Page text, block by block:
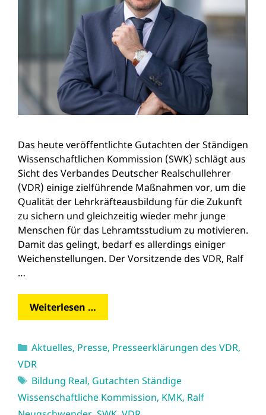
Das heute veröffentlichte Gutachten der Ständigen
Wissenschaftlichen Kommission (SWK) schlägt aus
Sicht des Verbandes Deutscher Realschullehrer
(VDR) einige zielführende Maßnahmen vor, um die
Qualität der Lehrkräfteausbildung für die Zukunft
zu sichern und gleichzeitig wieder mehr junge
Menschen für das Lehramtsstudium zu motivieren.
Damit das gelingt, bedarf es allerdings einiger
Weichenstellungen. Der Vorsitzende des VDR, Ralf
…
Weiterlesen …
Kategorien
Aktuelles, Presse, Presseerklärungen des VDR,
VDR
Schlagwörter
Bildung Real, Gutachten Ständige
Wissenschaftliche Kommission, KMK, Ralf